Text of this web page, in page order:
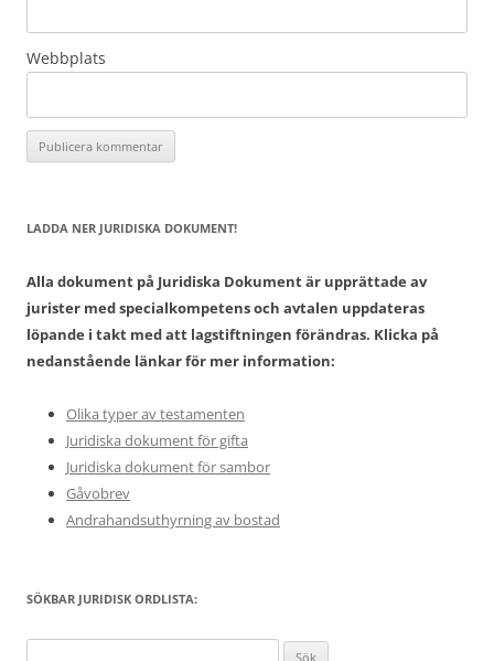
Webbplats
LADDA NER JURIDISKA DOKUMENT!
Alla dokument på Juridiska Dokument är upprättade av
jurister med specialkompetens och avtalen uppdateras
löpande i takt med att lagstiftningen förändras. Klicka på
nedanstående länkar för mer information:
Olika typer av testamenten
Juridiska dokument för gifta
Juridiska dokument för sambor
Gåvobrev
Andrahandsuthyrning av bostad
SÖKBAR JURIDISK ORDLISTA: